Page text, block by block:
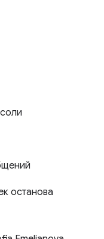
останова